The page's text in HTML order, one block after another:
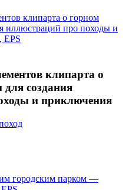
клипарта о
для создания
и приключения